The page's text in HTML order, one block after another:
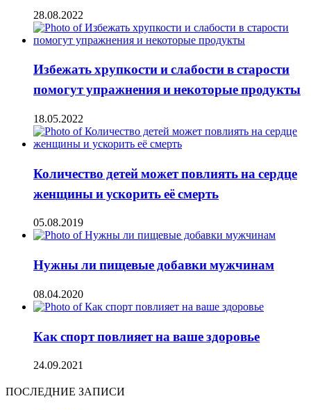
28.08.2022
Избежать хрупкости и слабости в старости
помогут упражнения и некоторые продукты
18.05.2022
Количество детей может повлиять на сердце
женщины и ускорить её смерть
05.08.2019
Нужны ли пищевые добавки мужчинам
08.04.2020
Как спорт повлияет на ваше здоровье
24.09.2021
ПОСЛЕДНИЕ ЗАПИСИ